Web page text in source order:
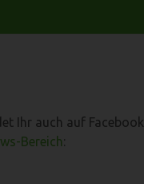
Ihr auch auf Facebook,
Bereich: